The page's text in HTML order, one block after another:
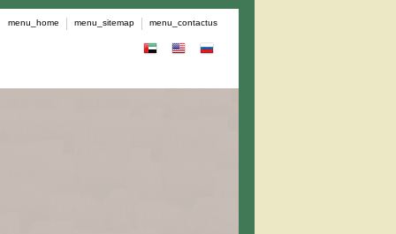
menu_contactus
menu_sitemap
menu_home